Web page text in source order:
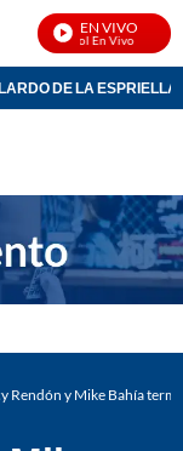
EN VIVO
Caracol En Vivo
DE LA ESPRIELLA
Rendón y Mike Bahía